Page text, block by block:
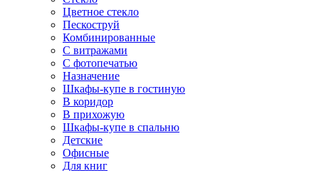
Цветное стекло
Пескоструй
Комбинированные
С витражами
С фотопечатью
Назначение
Шкафы-купе в гостиную
В коридор
В прихожую
Шкафы-купе в спальню
Детские
Офисные
Для книг